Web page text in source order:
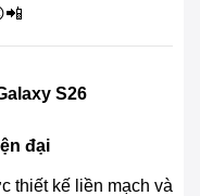
S26
đại
thiết kế liền mạch và